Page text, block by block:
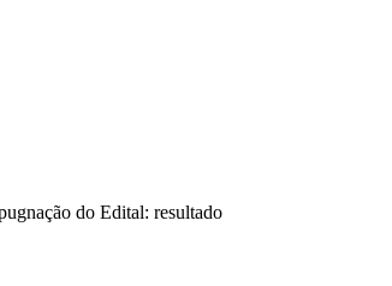
do Edital: resultado